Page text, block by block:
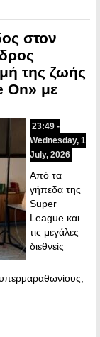
στον
της ζωής
On» με
23:49 -
Wednesday, 1
July, 2026
Από τα
γήπεδα της
Super
League και
τις μεγάλες
διεθνείς